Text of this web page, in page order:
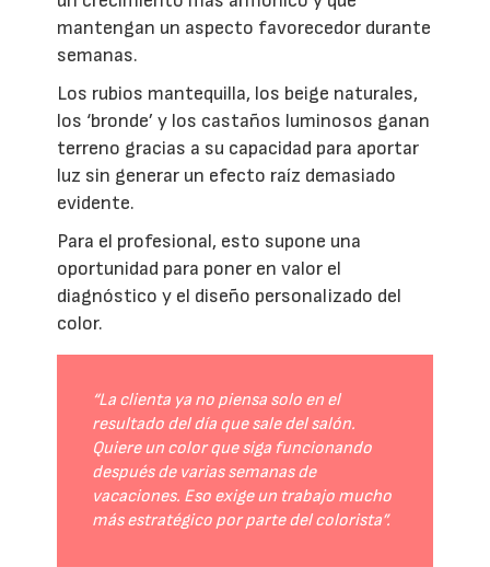
mantengan un aspecto favorecedor durante
semanas.
Los rubios mantequilla, los beige naturales,
los ‘bronde’ y los castaños luminosos ganan
terreno gracias a su capacidad para aportar
luz sin generar un efecto raíz demasiado
evidente.
Para el profesional, esto supone una
oportunidad para poner en valor el
diagnóstico y el diseño personalizado del
color.
“La clienta ya no piensa solo en el
resultado del día que sale del salón.
Quiere un color que siga funcionando
después de varias semanas de
vacaciones. Eso exige un trabajo mucho
más estratégico por parte del colorista”.